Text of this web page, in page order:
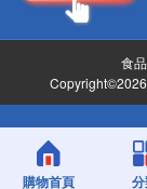
食
購物首頁